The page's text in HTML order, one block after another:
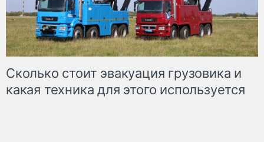
Сколько стоит эвакуация грузовика и
какая техника для этого используется